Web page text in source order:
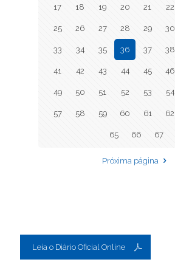
17 18 19 20 21 22
25 26 27 28 29 30
33 34 35 36 37 38
41 42 43 44 45 46
49 50 51 52 53 54
57 58 59 60 61 62
65 66 67
Próxima página
Leia o Diário Oficial Online